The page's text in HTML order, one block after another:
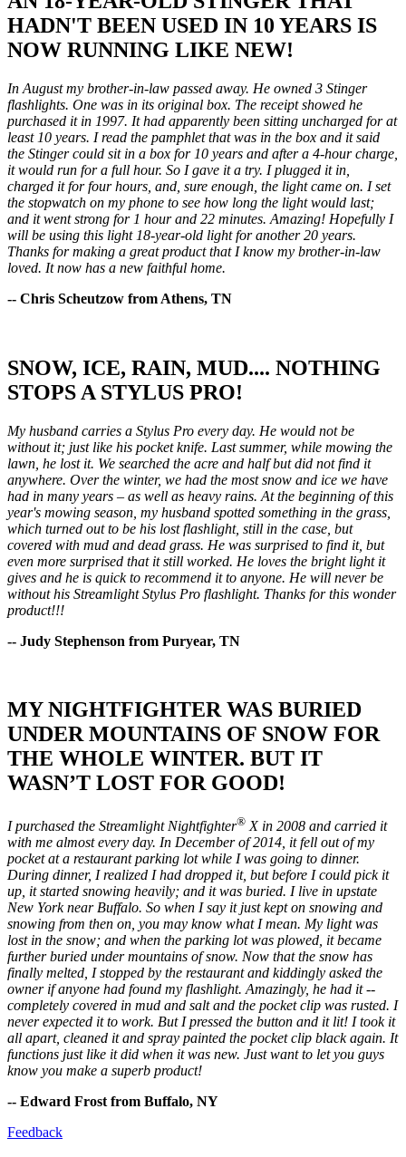
HADN'T BEEN USED IN 10 YEARS IS
NOW RUNNING LIKE NEW!
In August my brother-in-law passed away. He owned 3 Stinger
flashlights. One was in its original box. The receipt showed he
purchased it in 1997. It had apparently been sitting uncharged for at
least 10 years. I read the pamphlet that was in the box and it said
the Stinger could sit in a box for 10 years and after a 4-hour charge,
it would run for a full hour. So I gave it a try. I plugged it in,
charged it for four hours, and, sure enough, the light came on. I set
the stopwatch on my phone to see how long the light would last;
and it went strong for 1 hour and 22 minutes. Amazing! Hopefully I
will be using this light 18-year-old light for another 20 years.
Thanks for making a great product that I know my brother-in-law
loved. It now has a new faithful home.
-- Chris Scheutzow from Athens, TN
SNOW, ICE, RAIN, MUD.... NOTHING
STOPS A STYLUS PRO!
My husband carries a Stylus Pro every day. He would not be
without it; just like his pocket knife. Last summer, while mowing the
lawn, he lost it. We searched the acre and half but did not find it
anywhere. Over the winter, we had the most snow and ice we have
had in many years – as well as heavy rains. At the beginning of this
year's mowing season, my husband spotted something in the grass,
which turned out to be his lost flashlight, still in the case, but
covered with mud and dead grass. He was surprised to find it, but
even more surprised that it still worked. He loves the bright light it
gives and he is quick to recommend it to anyone. He will never be
without his Streamlight Stylus Pro flashlight. Thanks for this wonder
product!!!
-- Judy Stephenson from Puryear, TN
MY NIGHTFIGHTER WAS BURIED
UNDER MOUNTAINS OF SNOW FOR
THE WHOLE WINTER. BUT IT
WASN’T LOST FOR GOOD!
I purchased the Streamlight Nightfighter® X in 2008 and carried it
with me almost every day. In December of 2014, it fell out of my
pocket at a restaurant parking lot while I was going to dinner.
During dinner, I realized I had dropped it, but before I could pick it
up, it started snowing heavily; and it was buried. I live in upstate
New York near Buffalo. So when I say it just kept on snowing and
snowing from then on, you may know what I mean. My light was
lost in the snow; and when the parking lot was plowed, it became
further buried under mountains of snow. Now that the snow has
finally melted, I stopped by the restaurant and kiddingly asked the
owner if anyone had found my flashlight. Amazingly, he had it --
completely covered in mud and salt and the pocket clip was rusted. I
never expected it to work. But I pressed the button and it lit! I took it
all apart, cleaned it and spray painted the pocket clip black again. It
functions just like it did when it was new. Just want to let you guys
know you make a superb product!
-- Edward Frost from Buffalo, NY
Feedback